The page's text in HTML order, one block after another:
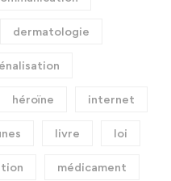
dermatologie
héroïne internet
livre loi
médicament